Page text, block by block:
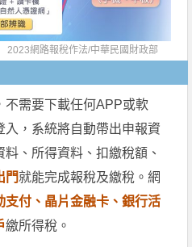
2023網路報稅作法/中華民國財政部
不需要下載任何APP或軟
入，系統將自動帶出申報資
、所得資料、扣繳稅額、
門就能完成報稅及繳稅。網
支付、晶片金融卡、銀行活
繳所得稅。